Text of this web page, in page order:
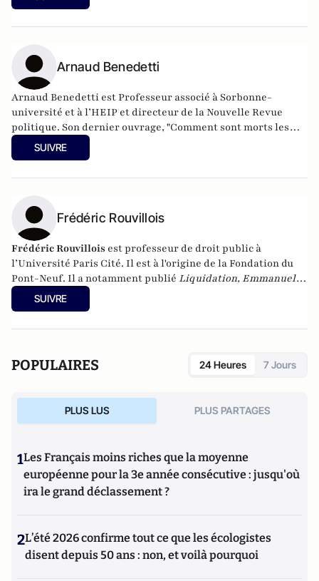
Arnaud Benedetti
Arnaud Benedetti est Professeur associé à Sorbonne-
université et à l’HEIP et directeur de la Nouvelle Revue
politique. Son dernier ouvrage, "Comment sont morts les
politiques ? Le grand malaise du pouvoir", est publié aux
éditions du Cerf (4 Novembre 2021).
SUIVRE
Frédéric Rouvillois
Frédéric Rouvillois est professeur de droit public à
l’Université Paris Cité. Il est à l'origine de la Fondation du
Pont-Neuf. Il a notamment publié Liquidation, Emmanuel
Macron et le Saint-Simonisme
SUIVRE
POPULAIRES 24 Heures 7 Jours
PLUS LUS PLUS PARTAGES
1Les Français moins riches que la moyenne
européenne pour la 3e année consécutive : jusqu'où
ira le grand déclassement ?
2L’été 2026 confirme tout ce que les écologistes
disent depuis 50 ans : non, et voilà pourquoi